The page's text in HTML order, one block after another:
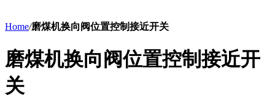
Home/磨煤机换向阀位置控制接近开关
磨煤机换向阀位置控制接近开
关